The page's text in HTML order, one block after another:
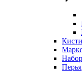
Перья